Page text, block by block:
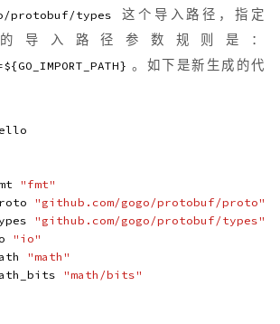
protobuf/types 这个导入路径，指定
导入路径参数规则是：
。如下是新生成的代
"fmt"
"github.com/gogo/protobuf/proto"
"github.com/gogo/protobuf/types"
"io"
"math"
"math/bits"